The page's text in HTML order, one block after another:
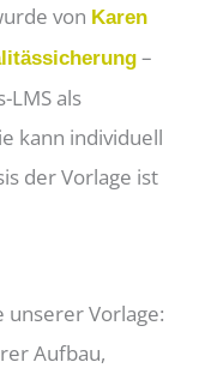
von Karen
–
LMS als
kann individuell
der Vorlage ist
unserer Vorlage:
Aufbau,